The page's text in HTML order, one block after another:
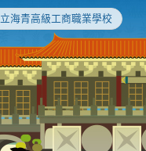
海青高級工商職業學校